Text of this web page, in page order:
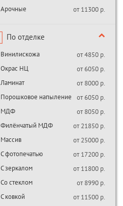
Арочные
от 11300 р.
По отделке
Винилискожа
от 4850 р.
Окрас НЦ
от 6050 р.
Ламинат
от 8000 р.
Порошковое напыление
от 6050 р.
МДФ
от 8050 р.
Филёнчатый МДФ
от 21850 р.
Массив
от 25000 р.
С фотопечатью
от 17200 р.
С зеркалом
от 11800 р.
Со стеклом
от 8990 р.
С ковкой
от 11500 р.